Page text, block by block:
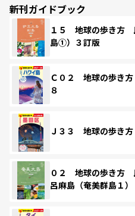
新刊ガイドブック
１５ 地球の歩き方
島①）３訂版
Ｃ０２ 地球の歩き
８
Ｊ３３ 地球の歩き
０２ 地球の歩き
呂麻島（奄美群島１